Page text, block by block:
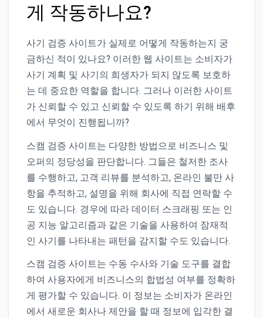
게 작동하나요?
사기 검증 사이트가 실제로 어떻게 작동하는지 궁
금하신 적이 있나요? 이러한 웹 사이트는 소비자가
사기 계획 및 사기의 희생자가 되지 않도록 보호하
는 데 중요한 역할을 합니다. 그러나 이러한 사이트
가 신뢰할 수 있고 신뢰할 수 있도록 하기 위해 배후
에서 무엇이 진행됩니까?
스캠 검증 사이트는 다양한 방법으로 비즈니스 및
오퍼의 정당성을 판단합니다. 그들은 철저한 조사
를 수행하고, 고객 리뷰를 분석하고, 온라인 불만 사
항을 추적하고, 설명을 위해 회사에 직접 연락할 수
도 있습니다. 경우에 따라 데이터 스크래핑 또는 인
공 지능 알고리즘과 같은 기술을 사용하여 잠재적
인 사기를 나타내는 패턴을 감지할 수도 있습니다.
스캠 검증 사이트는 수동 수사와 기술 도구를 결합
하여 사용자에게 비즈니스의 합법성 여부를 정확하
게 평가할 수 있습니다. 이 정보는 소비자가 온라인
에서 새로운 회사나 제안을 할 때 정보에 입각한 결